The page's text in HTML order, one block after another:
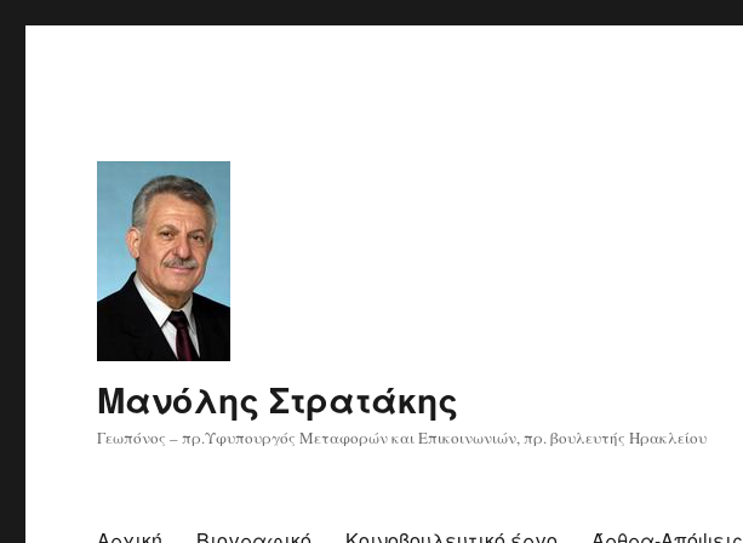
Μανόλης Στρατάκης
Γεωπόνος – πρ.Υφυπουργός Μεταφορών και Επικοινωνιών, πρ. βουλευτής Ηρακλείου